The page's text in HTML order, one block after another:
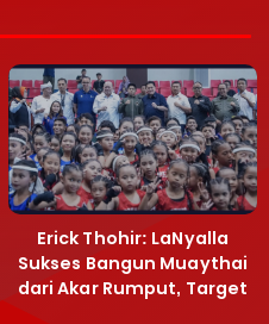
Erick Thohir: LaNyalla
Sukses Bangun Muaythai
dari Akar Rumput, Target